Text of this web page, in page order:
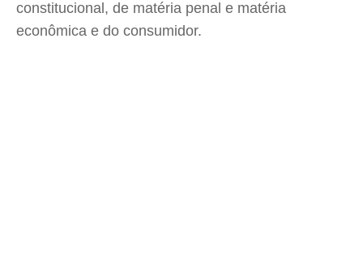
constitucional, de matéria penal e matéria
econômica e do consumidor.